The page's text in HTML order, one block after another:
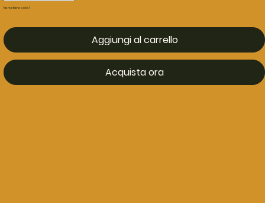
Ne restano solo: 1
Aggiungi al carrello
Acquista ora